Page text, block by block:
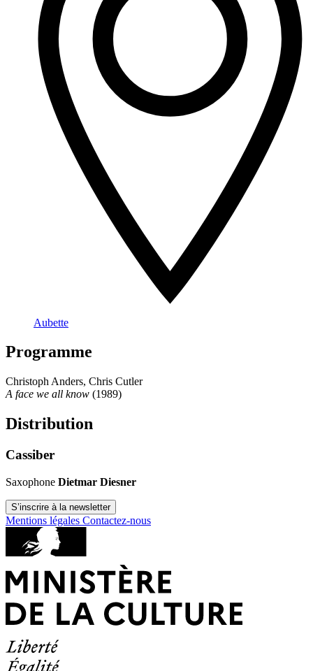
Aubette
Programme
Christoph Anders, Chris Cutler
A face we all know (1989)
Distribution
Cassiber
Saxophone Dietmar Diesner
S’inscrire à la newsletter
Mentions légales Contactez-nous